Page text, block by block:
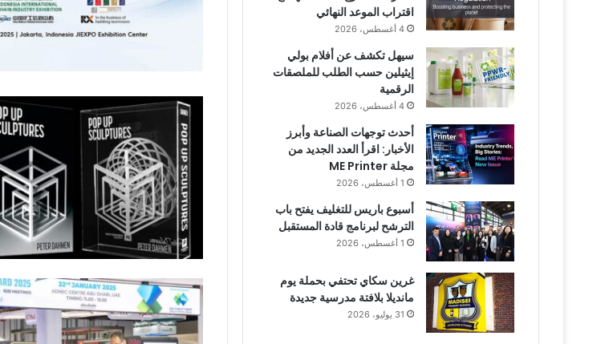
اقتراب الموعد النهائي
4 أغسطس، 2026
سيهل تكشف عن أفلام بولي
إيثيلين حسب الطلب للملصقات
الرقمية
4 أغسطس، 2026
أحدث توجهات الصناعة وأبرز
الأخبار: اقرأ العدد الجديد من
مجلة ME Printer
1 أغسطس، 2026
أسبوع باريس للتغليف يفتح باب
الترشح لبرنامج قادة المستقبل
1 أغسطس، 2026
غرين سكاي تحتفي بحملة يوم
مانديلا بلافتة مدرسية جديدة
31 يوليو، 2026